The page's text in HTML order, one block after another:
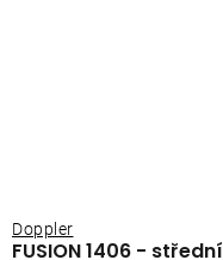
FUSION 1406 - střední
Doppler